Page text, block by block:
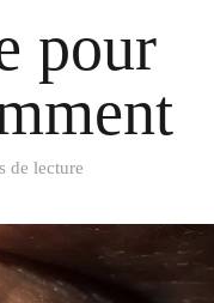
pour
de lecture